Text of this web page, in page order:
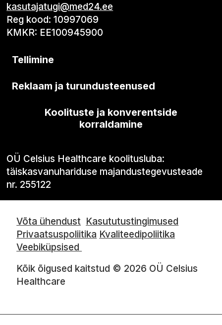
kasutajatugi@med24.ee
Reg kood: 10997069
KMKR: EE100945900
Tellimine
Reklaam ja turundusteenused
Koolituste ja konverentside
korraldamine
OÜ Celsius Healthcare koolitusluba:
täiskasvanuhariduse majandustegevusteade
nr. 255122
Võta ühendust Kasututustingimused
Privaatsuspoliitika Kvaliteedipoliitika
Veebiküpsised
Kõik õigused kaitstud © 2026 OÜ Celsius
Healthcare